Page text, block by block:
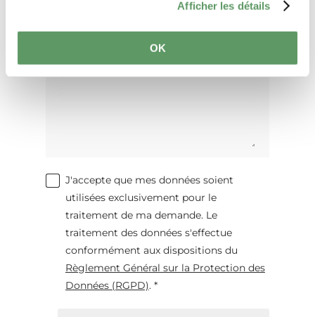
Afficher les détails
OK
J'accepte que mes données soient
utilisées exclusivement pour le
traitement de ma demande. Le
traitement des données s'effectue
conformément aux dispositions du
Règlement Général sur la Protection des
Données (RGPD). *